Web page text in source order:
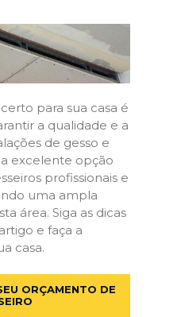
para sua casa é
a qualidade e a
de gesso e
excelente opção
profissionais e
uma ampla
área. Siga as dicas
e faça a
casa.
ORÇAMENTO DE